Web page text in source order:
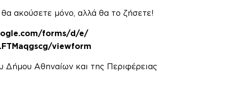
θα ακούσετε μόνο, αλλά θα το ζήσετε!​​​​​​​​​​​​​​​​
forms/d/e/
viewform
Δήμου Αθηναίων και της Περιφέρειας